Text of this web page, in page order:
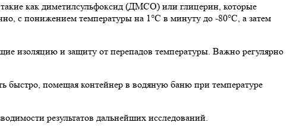
как диметилсульфоксид (ДМСО) или глицерин, которые
с понижением температуры на 1°C в минуту до -80°C, а затем
изоляцию и защиту от перепадов температуры. Важно регулярно
быстро, помещая контейнер в водяную баню при температуре
результатов дальнейших исследований.